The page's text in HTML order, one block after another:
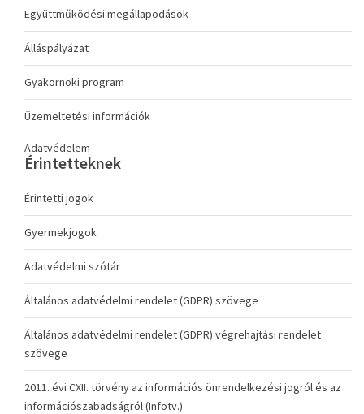
Együttműködési megállapodások
Álláspályázat
Gyakornoki program
Üzemeltetési információk
Adatvédelem
Érintetteknek
Érintetti jogok
Gyermekjogok
Adatvédelmi szótár
Általános adatvédelmi rendelet (GDPR) szövege
Általános adatvédelmi rendelet (GDPR) végrehajtási rendelet
szövege
2011. évi CXII. törvény az információs önrendelkezési jogról és az
információszabadságról (Infotv.)